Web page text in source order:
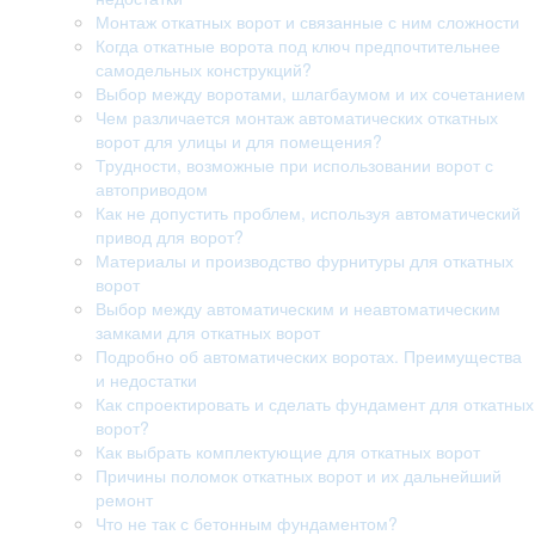
Монтаж откатных ворот и связанные с ним сложности
Когда откатные ворота под ключ предпочтительнее
самодельных конструкций?
Выбор между воротами, шлагбаумом и их сочетанием
Чем различается монтаж автоматических откатных
ворот для улицы и для помещения?
Трудности, возможные при использовании ворот с
автоприводом
Как не допустить проблем, используя автоматический
привод для ворот?
Материалы и производство фурнитуры для откатных
ворот
Выбор между автоматическим и неавтоматическим
замками для откатных ворот
Подробно об автоматических воротах. Преимущества
и недостатки
Как спроектировать и сделать фундамент для откатных
ворот?
Как выбрать комплектующие для откатных ворот
Причины поломок откатных ворот и их дальнейший
ремонт
Что не так с бетонным фундаментом?